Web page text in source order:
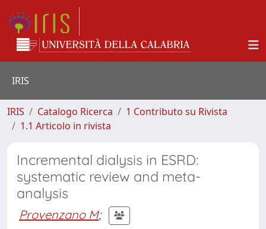
IRIS
IRIS Catalogo Ricerca
1 Contributo su Rivista
1.1 Articolo in rivista
Incremental dialysis in ESRD:
systematic review and meta-
analysis
Provenzano M;